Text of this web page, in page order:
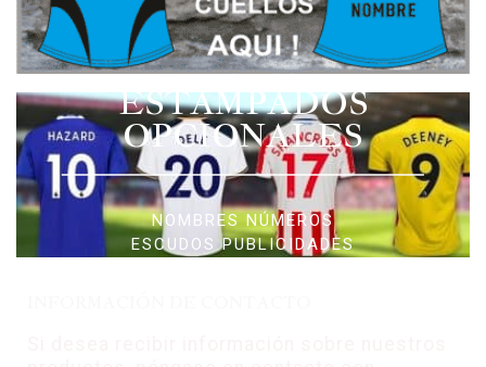
ESTAMPADOS
OPCIONALES
NOMBRES NÚMEROS
ESCUDOS PUBLICIDADES